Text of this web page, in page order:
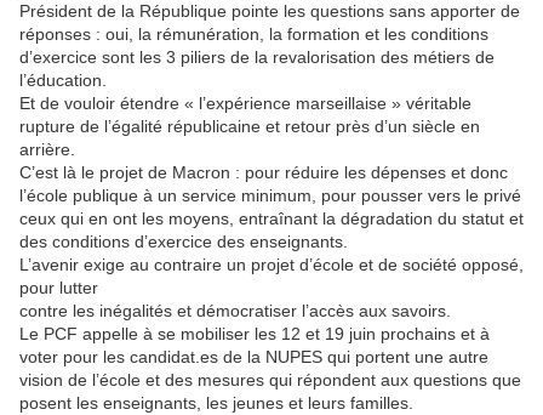
Président de la République pointe les questions sans apporter de
réponses : oui, la rémunération, la formation et les conditions
d’exercice sont les 3 piliers de la revalorisation des métiers de
l’éducation.
Et de vouloir étendre « l’expérience marseillaise » véritable
rupture de l’égalité républicaine et retour près d’un siècle en
arrière.
C’est là le projet de Macron : pour réduire les dépenses et donc
l’école publique à un service minimum, pour pousser vers le privé
ceux qui en ont les moyens, entraînant la dégradation du statut et
des conditions d’exercice des enseignants.
L’avenir exige au contraire un projet d’école et de société opposé,
pour lutter
contre les inégalités et démocratiser l’accès aux savoirs.
Le PCF appelle à se mobiliser les 12 et 19 juin prochains et à
voter pour les candidat.es de la NUPES qui portent une autre
vision de l’école et des mesures qui répondent aux questions que
posent les enseignants, les jeunes et leurs familles.